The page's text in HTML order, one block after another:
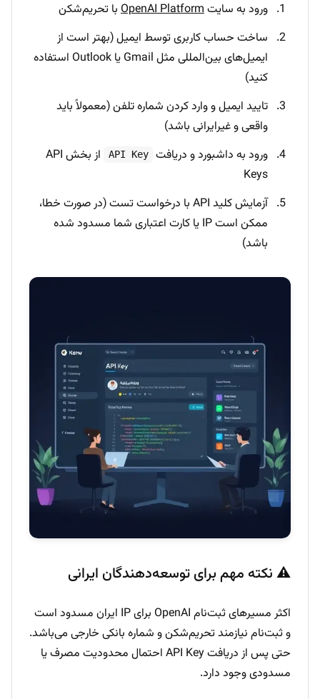
ورود به سایتOpenAI Platform با تحریم‌شکن
ساخت حساب کاربری توسط ایمیل (بهتر است از
ایمیل‌های بین‌المللی مثل Gmail یا Outlook استفاده
کنید)
تایید ایمیل و وارد کردن شماره تلفن (معمولاً باید
واقعی و غیرایرانی باشد)
ورود به داشبورد و دریافت
API Key
از بخش API
Keys
آزمایش کلید API با درخواست تست (در صورت خطا،
ممکن است IP یا کارت اعتباری شما مسدود شده
باشد)
⚠️ نکته مهم برای توسعه‌دهندگان ایرانی
اکثر مسیرهای ثبت‌نام OpenAI برای IP ایران مسدود است
و ثبت‌نام نیازمند تحریم‌شکن و شماره بانکی خارجی می‌باشد.
حتی پس از دریافت API Key احتمال محدودیت مصرف یا
مسدودی وجود دارد.